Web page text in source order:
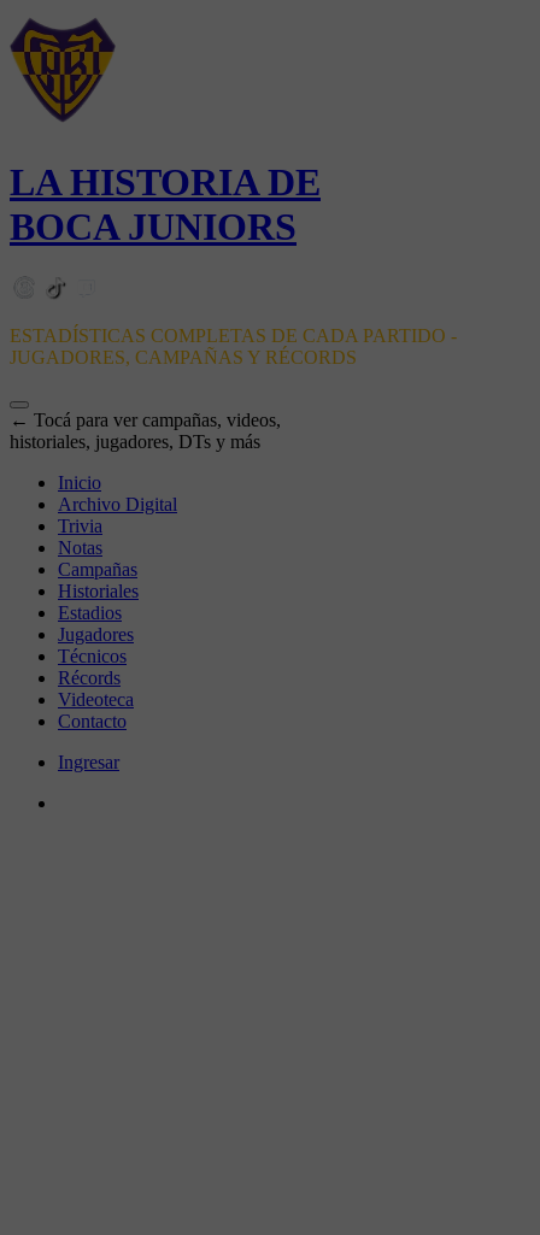
LA HISTORIA DE
BOCA JUNIORS
ESTADÍSTICAS COMPLETAS DE CADA PARTIDO -
JUGADORES, CAMPAÑAS Y RÉCORDS
← Tocá para ver campañas, videos,
historiales, jugadores, DTs y más
Inicio
Archivo Digital
Trivia
Notas
Campañas
Historiales
Estadios
Jugadores
Técnicos
Récords
Videoteca
Contacto
Ingresar